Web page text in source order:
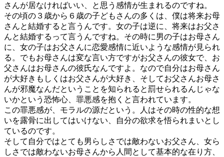
さんが居なければいい、と思う感情が生まれるのですね。
その頃の３歳から６歳の子どもさんの多くは、僕は将来お母
さんと結婚すると言うんです。女の子は逆に、将来はお父さ
んと結婚するって言うんですね。その時に男の子はお母さん
に、女の子はお父さんに恋愛感情に近いような感情が見られ
る。でもお母さんは変な言い方ですがお父さんの彼女で、お
父さんはお母さんの彼氏なんですよ。なので自分はお母さん
が大好きもしくはお父さんが大好き、そしてお父さんお母さ
んが邪魔なんだということを知られると罰せられるんじゃな
いかという恐怖心、罪悪感を抱くと言われています。
この罪悪感が、モラルの源だという。人はその時の性的な想
いを露骨に出してはいけない、自分の欲求を悟られまいとし
ているのです。
そして自分ではとても男らしさでは敵わないお父さん、女ら
しさでは敵わないお母さんから人間として基本的な在り方、